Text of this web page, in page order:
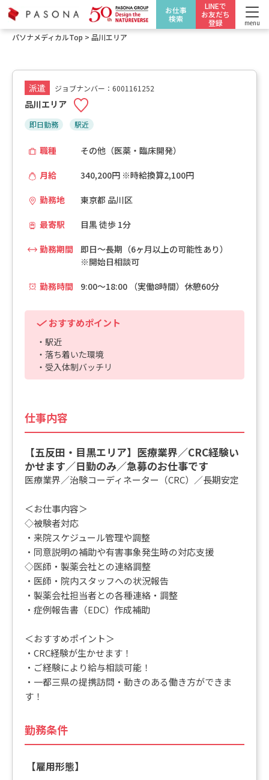
お仕事
検索
LINEで
お友だち
登録
menu
パソナメディカルTop > 品川エリア
派遣 ジョブナンバー：6001161252
品川エリア
即日勤務 駅近
職種 その他（医薬・臨床開発）
月給 340,200円 ※時給換算2,100円
勤務地 東京都 品川区
最寄駅 目黒 徒歩 1分
勤務期間
即日～長期（6ヶ月以上の可能性あり）
※開始日相談可
勤務時間 9:00～18:00 （実働8時間）休憩60分
おすすめポイント
・駅近
・落ち着いた環境
・受入体制バッチリ
仕事内容
【五反田・目黒エリア】医療業界／CRC経験い
かせます／日勤のみ／急募のお仕事です
医療業界／治験コーディネーター（CRC）／長期安定
＜お仕事内容＞
◇被験者対応
・来院スケジュール管理や調整
・同意説明の補助や有害事象発生時の対応支援
◇医師・製薬会社との連絡調整
・医師・院内スタッフへの状況報告
・製薬会社担当者との各種連絡・調整
・症例報告書（EDC）作成補助
＜おすすめポイント＞
・CRC経験が生かせます！
・ご経験により給与相談可能！
・一都三県の提携訪問・動きのある働き方ができま
す！
勤務条件
【雇用形態】